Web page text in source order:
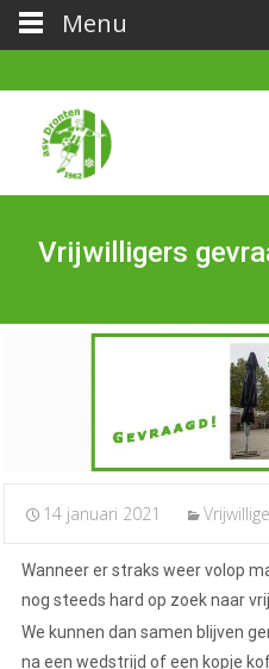
Vrijwilligers
14 januari 2021
Wanneer er straks weer volop
nog steeds hard op zoek naar
We kunnen dan samen blijven
na een wedstrijd of een kopje
Menu